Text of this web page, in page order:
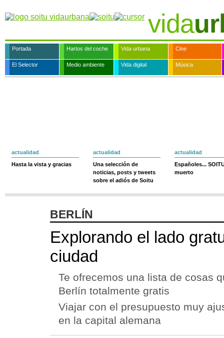
vida
Portada Hartos del coche Vida urbana Cine
El Selector Medio ambiente Vida digital Música
actualidad
Hasta la vista y gracias
actualidad
Una selección de
noticias, posts y tweets
sobre el adiós de Soitu
actualidad
Españoles...
muerto
BERLÍN
Explorando el lado
ciudad
Te ofrecemos una lista de cosas
Berlín totalmente gratis
Viajar con el presupuesto muy
en la capital alemana